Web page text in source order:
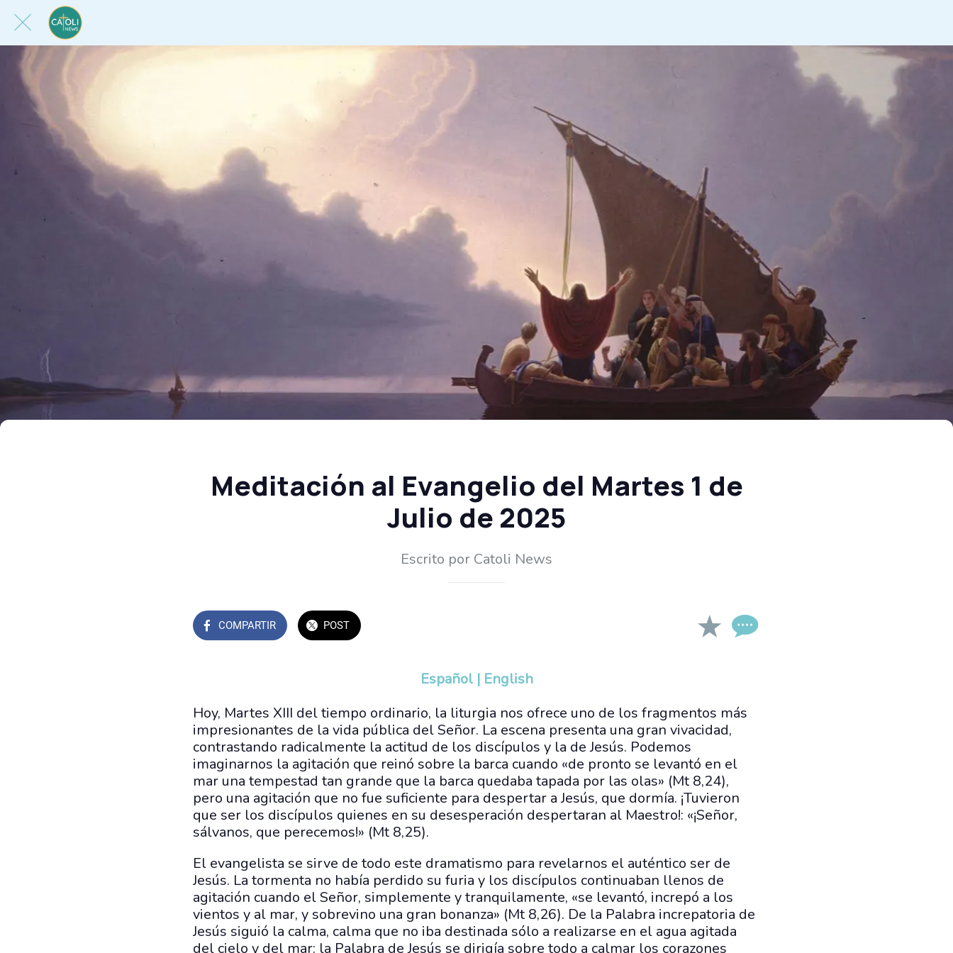
Meditación al Evangelio del Martes 1 de
Julio de 2025
Escrito por Catoli News
COMPARTIR POST
Español | English
Hoy, Martes XIII del tiempo ordinario, la liturgia nos ofrece uno de los fragmentos más
impresionantes de la vida pública del Señor. La escena presenta una gran vivacidad,
contrastando radicalmente la actitud de los discípulos y la de Jesús. Podemos
imaginarnos la agitación que reinó sobre la barca cuando «de pronto se levantó en el
mar una tempestad tan grande que la barca quedaba tapada por las olas» (Mt 8,24),
pero una agitación que no fue suficiente para despertar a Jesús, que dormía. ¡Tuvieron
que ser los discípulos quienes en su desesperación despertaran al Maestro!: «¡Señor,
sálvanos, que perecemos!» (Mt 8,25).
El evangelista se sirve de todo este dramatismo para revelarnos el auténtico ser de
Jesús. La tormenta no había perdido su furia y los discípulos continuaban llenos de
agitación cuando el Señor, simplemente y tranquilamente, «se levantó, increpó a los
vientos y al mar, y sobrevino una gran bonanza» (Mt 8,26). De la Palabra increpatoria de
Jesús siguió la calma, calma que no iba destinada sólo a realizarse en el agua agitada
del cielo y del mar: la Palabra de Jesús se dirigía sobre todo a calmar los corazones